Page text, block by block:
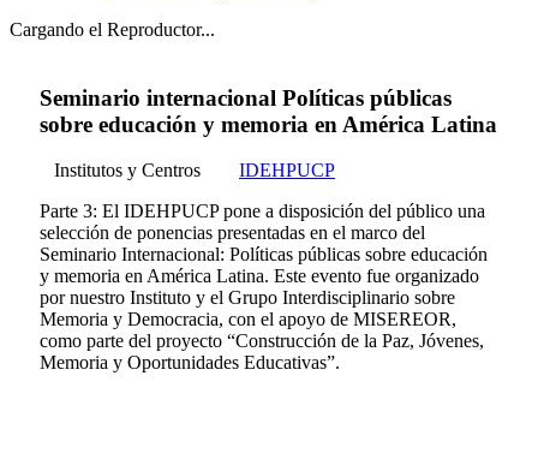
Cargando el Reproductor...
Seminario internacional Políticas públicas
sobre educación y memoria en América Latina
Institutos y Centros
IDEHPUCP
Parte 3: El IDEHPUCP pone a disposición del público una
selección de ponencias presentadas en el marco del
Seminario Internacional: Políticas públicas sobre educación
y memoria en América Latina. Este evento fue organizado
por nuestro Instituto y el Grupo Interdisciplinario sobre
Memoria y Democracia, con el apoyo de MISEREOR,
como parte del proyecto “Construcción de la Paz, Jóvenes,
Memoria y Oportunidades Educativas”.